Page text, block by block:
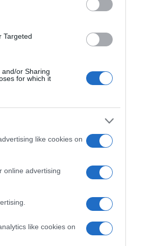
Targeted
or Sharing
for which it
like cookies on
online advertising
like cookies on
κρουσμάτων σε
εξέλιξη της υπόθεσης.
στους επιβάτες που βρέθηκαν
για ένα νέο «covid»